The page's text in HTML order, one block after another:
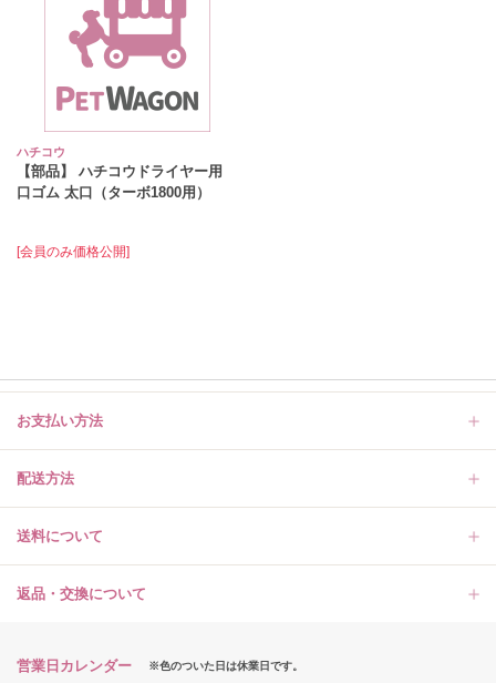
ハチコウ
【部品】 ハチコウドライヤー用
口ゴム 太口（ターボ1800用）
[会員のみ価格公開]
お支払い方法
配送方法
送料について
返品・交換について
営業日カレンダー ※色のついた日は休業日です。